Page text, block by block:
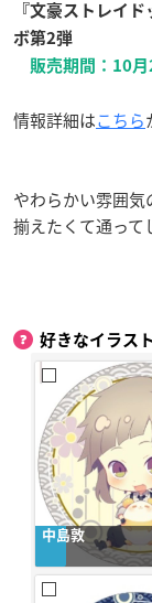
『文豪ストレイ
ボ第2弾
販売期間：10月
情報詳細はこちら
やわらかい雰囲気
揃えたくて通っ
好きなイラス
中島敦